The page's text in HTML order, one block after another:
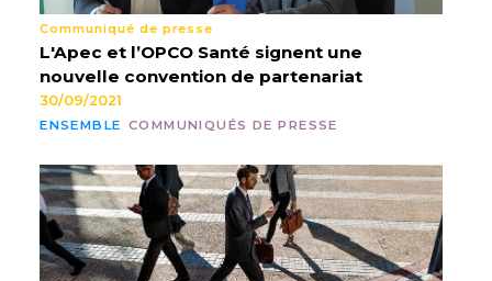
Communiqué de presse
L'Apec et l’OPCO Santé signent une
nouvelle convention de partenariat
30/09/2021
ENSEMBLE COMMUNIQUÉS DE PRESSE